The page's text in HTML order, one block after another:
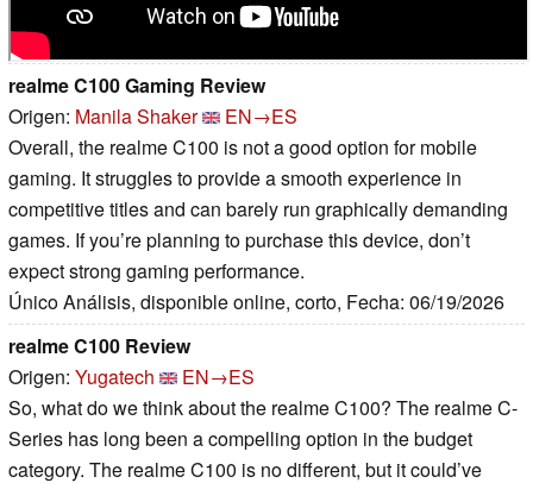
realme C100 Gaming Review
Origen: Manila Shaker
EN→ES
Overall, the realme C100 is not a good option for mobile
gaming. It struggles to provide a smooth experience in
competitive titles and can barely run graphically demanding
games. If you’re planning to purchase this device, don’t
expect strong gaming performance.
Único Análisis, disponible online, corto, Fecha: 06/19/2026
realme C100 Review
Origen: Yugatech
EN→ES
So, what do we think about the realme C100? The realme C-
Series has long been a compelling option in the budget
category. The realme C100 is no different, but it could’ve